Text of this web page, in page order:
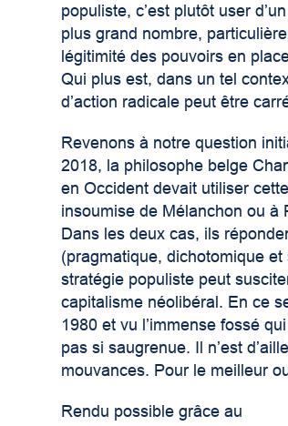
populiste, c’est plutôt user
plus grand nombre,
légitimité des pouvoirs en
Qui plus est, dans un tel
d’action radicale peut être
Revenons à notre question
2018, la philosophe belge
en Occident devait utiliser
insoumise de Mélanchon ou à
Dans les deux cas, ils
(pragmatique, dichotomique
stratégie populiste peut
capitalisme néolibéral. En ce
1980 et vu l’immense fossé
pas si saugrenue. Il n’est
mouvances. Pour le meilleur
Rendu possible grâce au